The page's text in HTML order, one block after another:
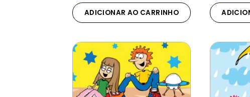
ADICIONAR AO CARRINHO